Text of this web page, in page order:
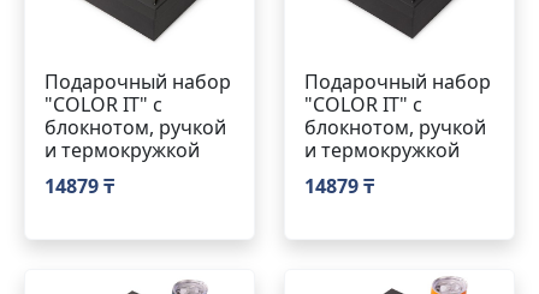
Подарочный набор
"COLOR IT" c
блокнотом, ручкой
и термокружкой
14879 ₸
Подарочный набор
"COLOR IT" c
блокнотом, ручкой
и термокружкой
14879 ₸